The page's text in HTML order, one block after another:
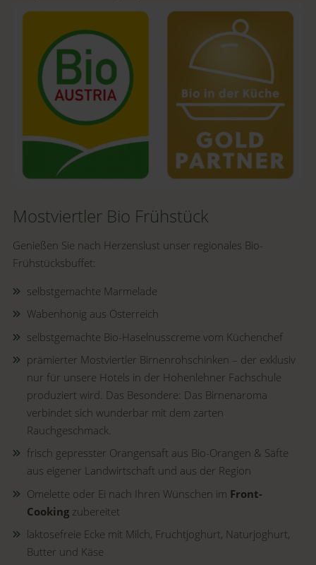
Mostviertler Bio Frühstück
Genießen Sie nach Herzenslust unser regionales Bio-
Frühstücksbuffet:
selbstgemachte Marmelade
Wabenhonig aus Österreich
selbstgemachte Bio-Haselnusscreme vom Küchenchef
prämierter Mostviertler Birnenrohschinken – der exklusiv
nur für unsere Hotels in der Hohenlehner Fachschule
produziert wird. Das Besondere: Das Birnenaroma
verbindet sich wunderbar mit dem zarten
Rauchgeschmack.
frisch gepresster Orangensaft aus Bio-Orangen & Säfte
aus eigener Landwirtschaft und aus der Region
Omelette oder Ei nach Ihren Wünschen im Front-
Cooking zubereitet
laktosefreie Ecke mit Milch, Fruchtjoghurt, Naturjoghurt,
Butter und Käse